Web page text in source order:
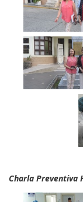
Charla Preventiva